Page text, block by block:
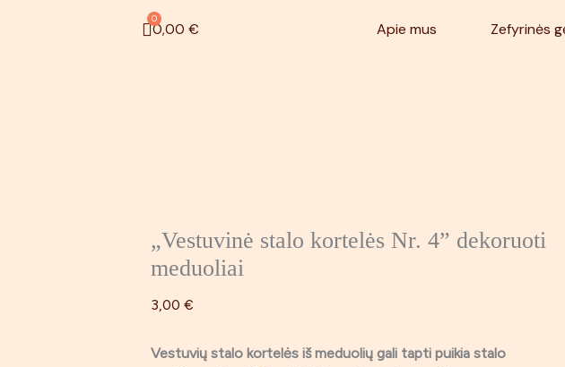
0,00 €
0
Cart Apie mus Zefyrinės
„Vestuvinė stalo kortelės Nr. 4” dekoruoti
meduoliai
3,00 €
Vestuvių stalo kortelės iš meduolių gali tapti puikia stalo
produkto
kiekis: